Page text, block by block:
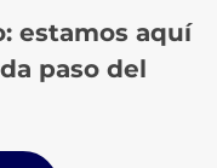
estamos aquí
paso del